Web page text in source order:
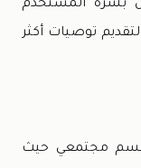
توصيات أكثر
مجتمعي حيث